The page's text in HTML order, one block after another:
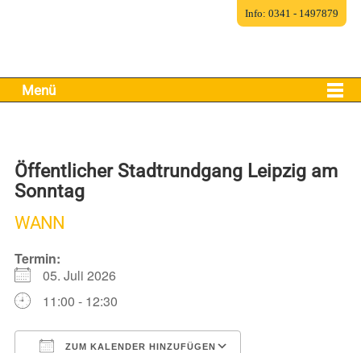
Menü
Öffentlicher Stadtrundgang Leipzig am
Sonntag
WANN
Termin:
05. Juli 2026
11:00 - 12:30
ZUM KALENDER HINZUFÜGEN
Info: 0341 - 1497879